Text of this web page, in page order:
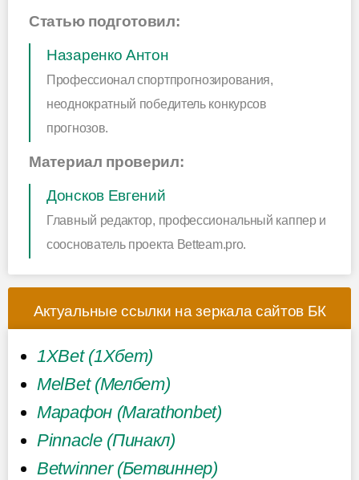
Статью подготовил:
Назаренко Антон
Профессионал спортпрогнозирования,
неоднократный победитель конкурсов
прогнозов.
Материал проверил:
Донсков Евгений
Главный редактор, профессиональный каппер и
сооснователь проекта Betteam.pro.
Актуальные ссылки на зеркала сайтов БК
1XBet (1Хбет)
MelBet (Мелбет)
Марафон (Marathonbet)
Pinnacle (Пинакл)
Betwinner (Бетвиннер)